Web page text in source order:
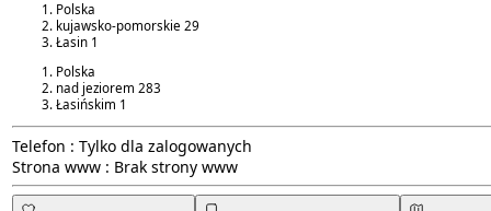
Polska
kujawsko-pomorskie 29
Łasin 1
Polska
nad jeziorem 283
Łasińskim 1
Telefon : Tylko dla zalogowanych
Strona www : Brak strony www